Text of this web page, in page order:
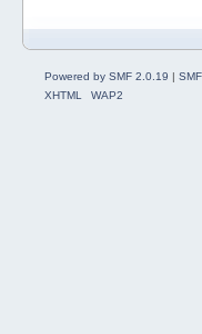
Powered by SMF 2.0.19 |
XHTML
WAP2